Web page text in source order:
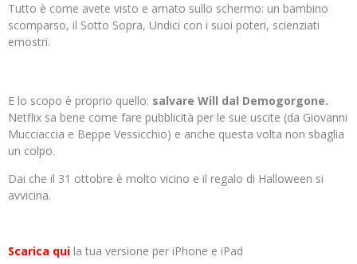
Tutto è come avete visto e amato sullo schermo: un bambino
scomparso, il Sotto Sopra, Undici con i suoi poteri, scienziati
emostri.
E lo scopo è proprio quello: salvare Will dal Demogorgone.
Netflix sa bene come fare pubblicità per le sue uscite (da Giovanni
Mucciaccia e Beppe Vessicchio) e anche questa volta non sbaglia
un colpo.
Dai che il 31 ottobre è molto vicino e il regalo di Halloween si
avvicina.
Scarica qui la tua versione per iPhone e iPad